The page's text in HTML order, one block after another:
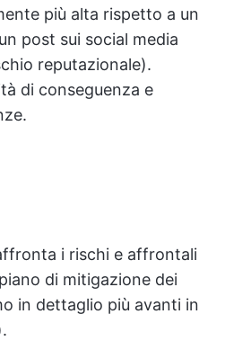
più alta rispetto a un
post sui social media
reputazionale).
di conseguenza e
i rischi e affrontali
di mitigazione dei
in dettaglio più avanti in